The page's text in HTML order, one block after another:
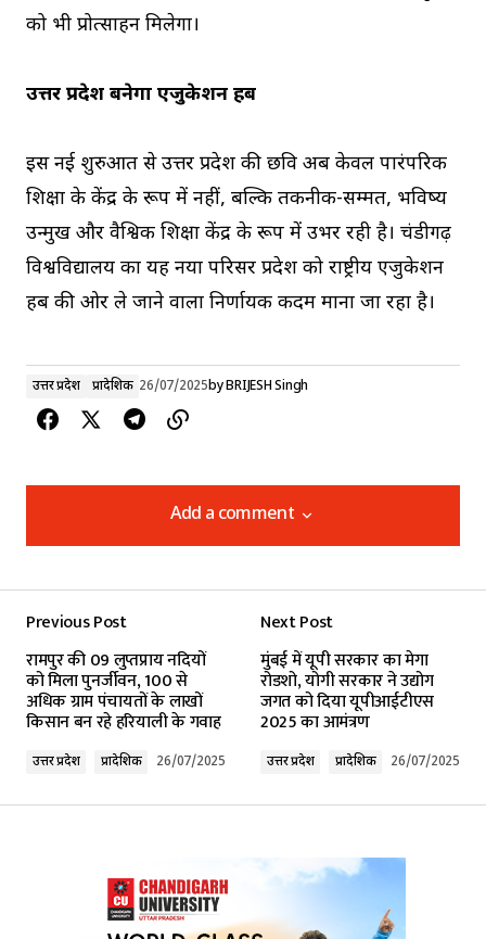
को भी प्रोत्साहन मिलेगा।
उत्तर प्रदेश बनेगा एजुकेशन हब
इस नई शुरुआत से उत्तर प्रदेश की छवि अब केवल पारंपरिक
शिक्षा के केंद्र के रूप में नहीं, बल्कि तकनीक-सम्मत, भविष्य
उन्मुख और वैश्विक शिक्षा केंद्र के रूप में उभर रही है। चंडीगढ़
विश्वविद्यालय का यह नया परिसर प्रदेश को राष्ट्रीय एजुकेशन
हब की ओर ले जाने वाला निर्णायक कदम माना जा रहा है।
उत्तर प्रदेश प्रादेशिक 26/07/2025byBRIJESH Singh
Add a comment
Add a comment
Required fields are marked*
Comment*
Your E-mail*
Previous Post
रामपुर की 09 लुप्तप्राय नदियों
को मिला पुनर्जीवन, 100 से
अधिक ग्राम पंचायतों के लाखों
किसान बन रहे हरियाली के गवाह
उत्तर प्रदेश प्रादेशिक 26/07/2025
Next Post
मुंबई में यूपी सरकार का मेगा
रोडशो, योगी सरकार ने उद्योग
जगत को दिया यूपीआईटीएस
2025 का आमंत्रण
उत्तर प्रदेश प्रादेशिक 26/07/2025